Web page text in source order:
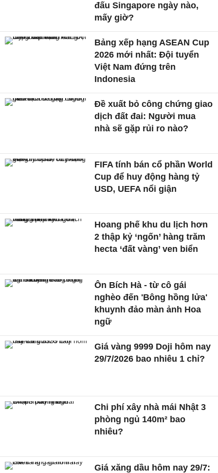
đấu Singapore ngày nào,
mấy giờ?
Bảng xếp hạng ASEAN Cup
2026 mới nhất: Đội tuyển
Việt Nam đứng trên
Indonesia
Đề xuất bỏ công chứng giao
dịch đất đai: Người mua
nhà sẽ gặp rủi ro nào?
FIFA tính bán cổ phần World
Cup để huy động hàng tỷ
USD, UEFA nổi giận
Hoang phế khu du lịch hơn
2 thập kỷ ‘ngốn’ hàng trăm
hecta ‘đất vàng’ ven biển
Ôn Bích Hà - từ cô gái
nghèo đến 'Bông hồng lửa'
khuynh đảo màn ảnh Hoa
ngữ
Giá vàng 9999 Doji hôm nay
29/7/2026 bao nhiêu 1 chỉ?
Chi phí xây nhà mái Nhật 3
phòng ngủ 140m² bao
nhiêu?
Giá xăng dầu hôm nay 29/7: